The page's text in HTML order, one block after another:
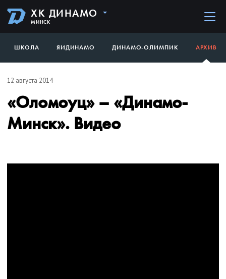
ХК ДИНАМО
МИНСК
ШКОЛА ЯИДИНАМО ДИНАМО-ОЛИМПИК АРХИВ
12 августа 2014
«Оломоуц» – «Динамо-
Минск». Видео